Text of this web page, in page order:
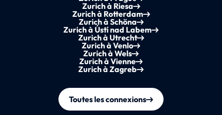
Zurich à Riesa
Zurich à Rotterdam
Zurich à Schöna
Zurich à Ústí nad Labem
Zurich à Utrecht
Zurich à Venlo
Zurich à Wels
Zurich à Vienne
Zurich à Zagreb
Toutes les connexions